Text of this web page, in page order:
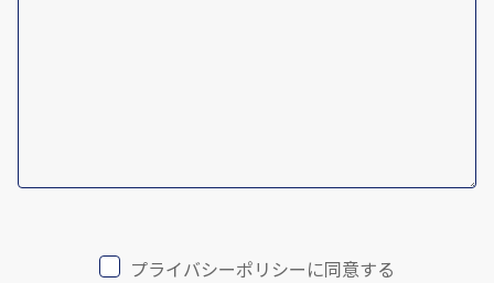
プライバシーポリシーに同意する